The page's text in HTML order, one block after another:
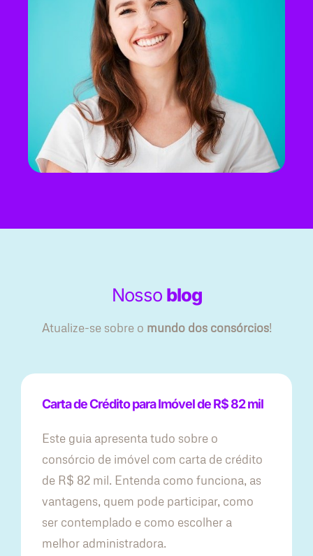
Nosso blog
Atualize-se sobre o mundo dos consórcios!
Carta de Crédito para Imóvel de R$ 82 mil
Este guia apresenta tudo sobre o
consórcio de imóvel com carta de crédito
de R$ 82 mil. Entenda como funciona, as
vantagens, quem pode participar, como
ser contemplado e como escolher a
melhor administradora.